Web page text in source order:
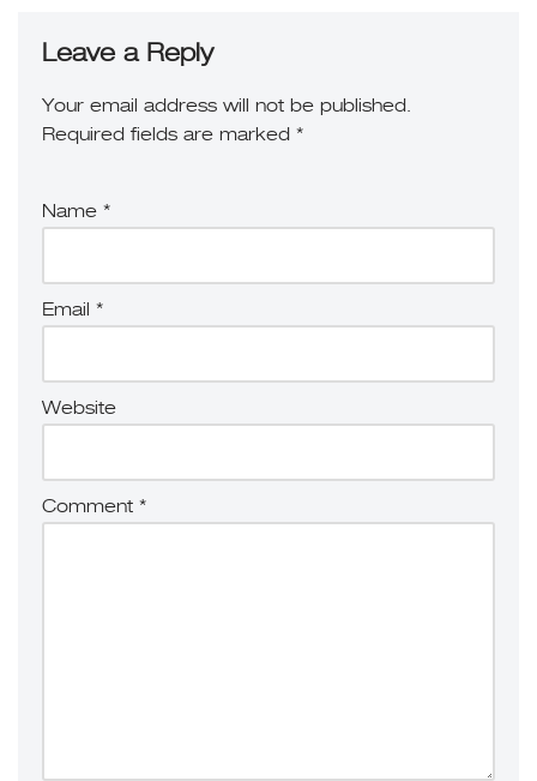
Leave a Reply
Your email address will not be published.
Required fields are marked *
Name *
Email *
Website
Comment *